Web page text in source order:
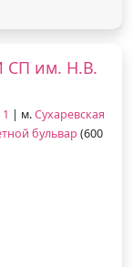
СП им. Н.В.
| м.Сухаревская
бульвар (600